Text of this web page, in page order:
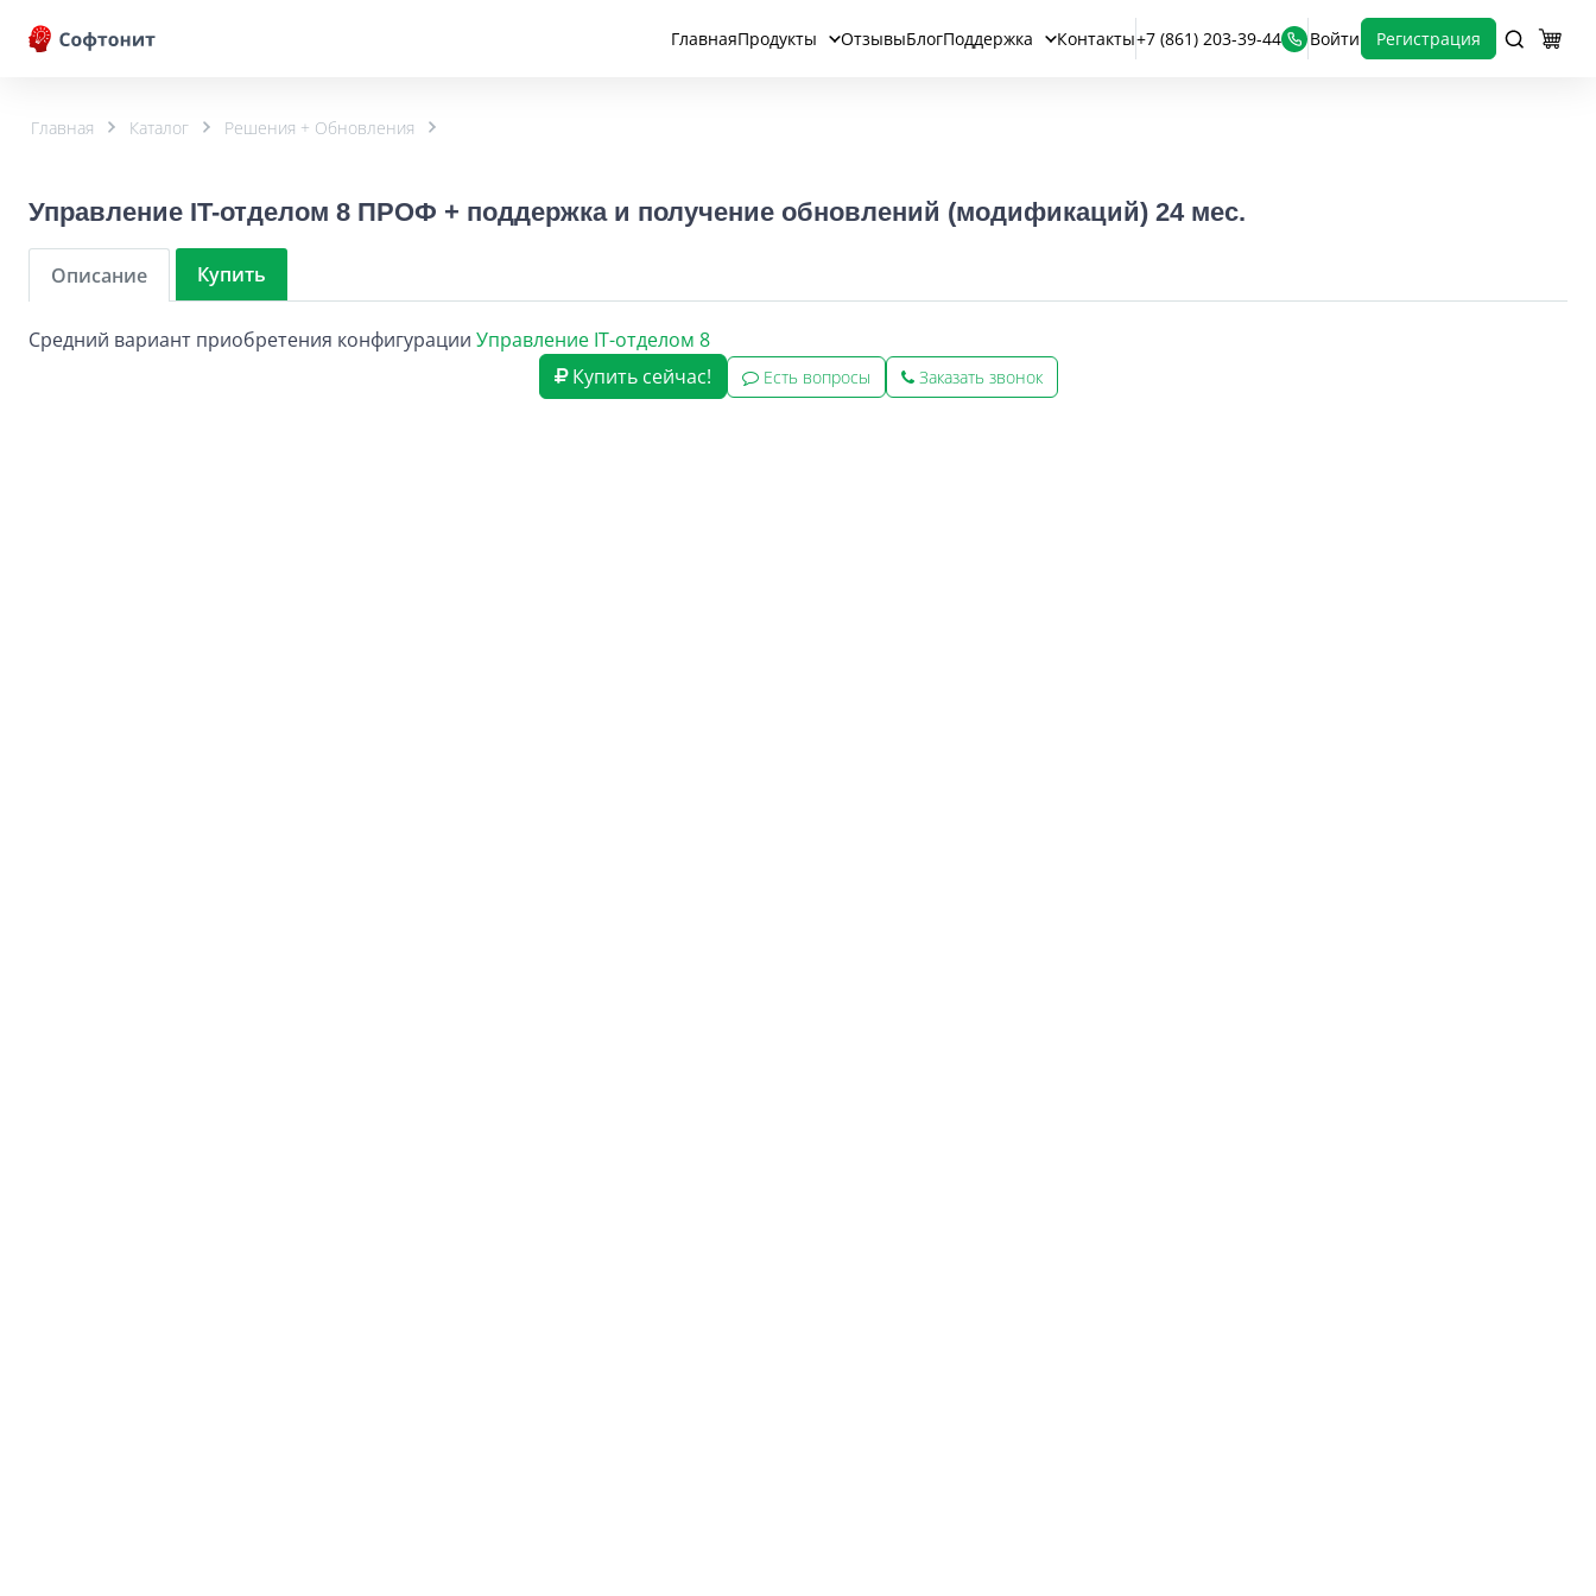
ГлавнаяПродукты ОтзывыБлогПоддержка Контакты+7 (861) 203-39-44 Войти Регистрация
Главная Каталог Решения + Обновления
Управление IT-отделом 8 ПРОФ + поддержка и получение обновлений (модификаций) 24 мес.
Описание Купить
Средний вариант приобретения конфигурации Управление IT-отделом 8
Купить сейчас!
Есть вопросы Заказать звонок